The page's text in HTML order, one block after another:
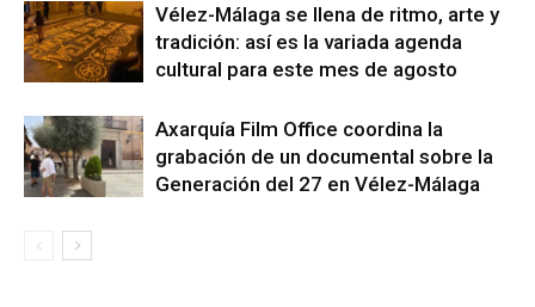
Vélez-Málaga se llena de ritmo, arte y
tradición: así es la variada agenda
cultural para este mes de agosto
Axarquía Film Office coordina la
grabación de un documental sobre la
Generación del 27 en Vélez-Málaga